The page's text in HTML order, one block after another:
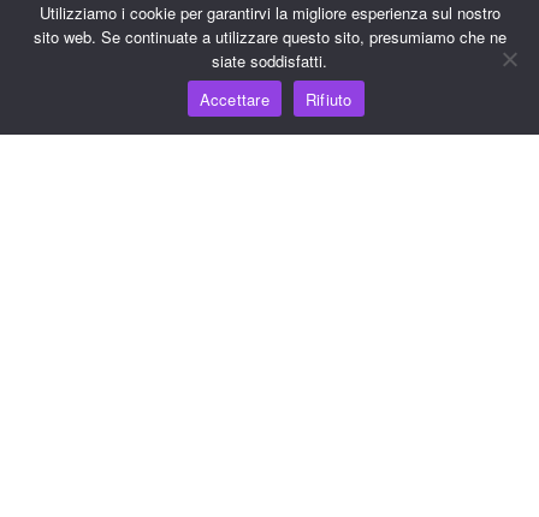
Hub della conoscenza
Utilizziamo i cookie per garantirvi la migliore esperienza sul nostro
sito web. Se continuate a utilizzare questo sito, presumiamo che ne
siate soddisfatti.
Accettare
Rifiuto